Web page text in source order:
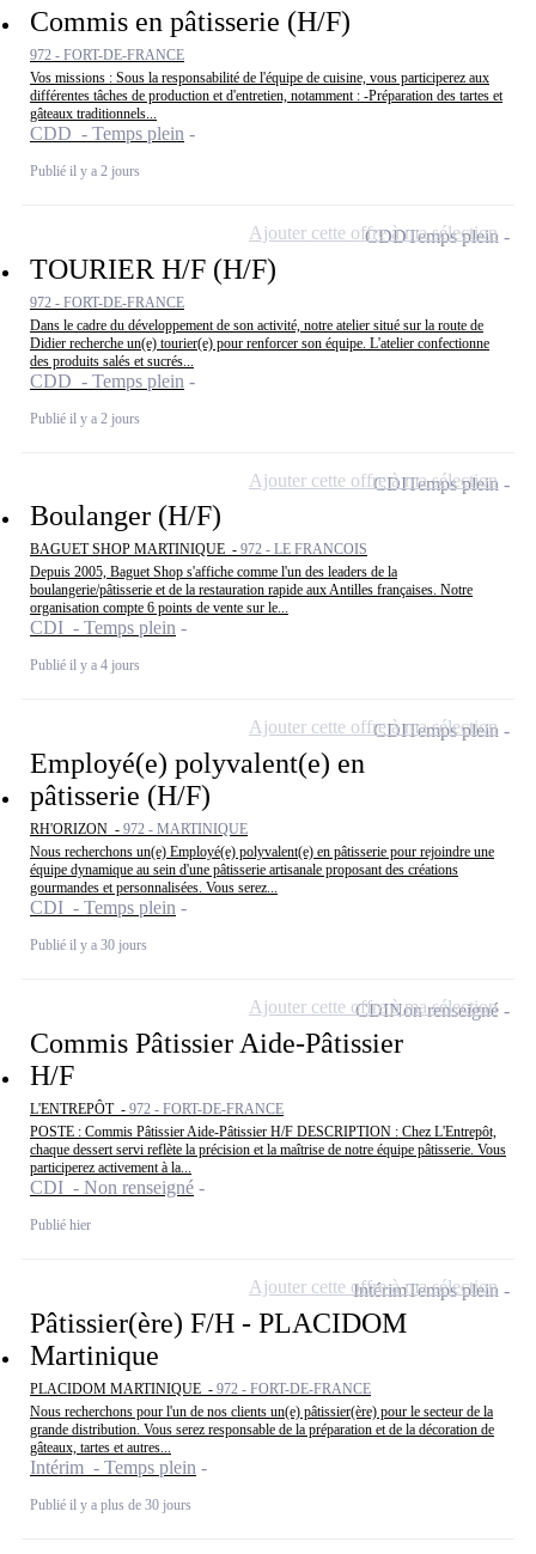
Commis en pâtisserie (H/F)
972 - FORT-DE-FRANCE
Vos missions : Sous la responsabilité de l'équipe de cuisine, vous participerez aux
différentes tâches de production et d'entretien, notamment : -Préparation des tartes et
gâteaux traditionnels...
CDD - Temps plein
Publié il y a 2 jours
TOURIER H/F (H/F)
972 - FORT-DE-FRANCE
Dans le cadre du développement de son activité, notre atelier situé sur la route de
Didier recherche un(e) tourier(e) pour renforcer son équipe. L'atelier confectionne
des produits salés et sucrés...
CDD - Temps plein
Publié il y a 2 jours
CDDTemps plein
Ajouter cette offre à ma sélection
Boulanger (H/F)
BAGUET SHOP MARTINIQUE - 972 - LE FRANCOIS
Depuis 2005, Baguet Shop s'affiche comme l'un des leaders de la
boulangerie/pâtisserie et de la restauration rapide aux Antilles françaises. Notre
organisation compte 6 points de vente sur le...
CDI - Temps plein
Publié il y a 4 jours
CDITemps plein
Ajouter cette offre à ma sélection
Employé(e) polyvalent(e) en
pâtisserie (H/F)
RH'ORIZON - 972 - MARTINIQUE
Nous recherchons un(e) Employé(e) polyvalent(e) en pâtisserie pour rejoindre une
équipe dynamique au sein d'une pâtisserie artisanale proposant des créations
gourmandes et personnalisées. Vous serez...
CDI - Temps plein
Publié il y a 30 jours
CDITemps plein
Ajouter cette offre à ma sélection
Commis Pâtissier Aide-Pâtissier
H/F
L'ENTREPÔT - 972 - FORT-DE-FRANCE
POSTE : Commis Pâtissier Aide-Pâtissier H/F DESCRIPTION : Chez L'Entrepôt,
chaque dessert servi reflète la précision et la maîtrise de notre équipe pâtisserie. Vous
participerez activement à la...
CDI - Non renseigné
Publié hier
CDINon renseigné
Ajouter cette offre à ma sélection
Pâtissier(ère) F/H - PLACIDOM
Martinique
PLACIDOM MARTINIQUE - 972 - FORT-DE-FRANCE
Nous recherchons pour l'un de nos clients un(e) pâtissier(ère) pour le secteur de la
grande distribution. Vous serez responsable de la préparation et de la décoration de
gâteaux, tartes et autres...
Intérim - Temps plein
Publié il y a plus de 30 jours
IntérimTemps plein
Ajouter cette offre à ma sélection